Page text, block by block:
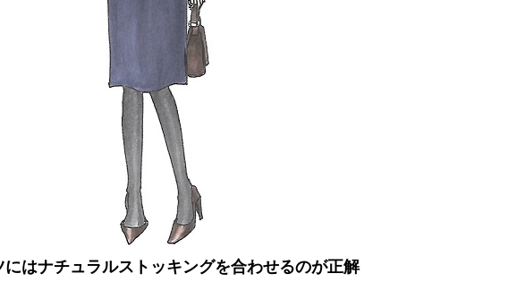
にはナチュラルストッキングを合わせるのが正解